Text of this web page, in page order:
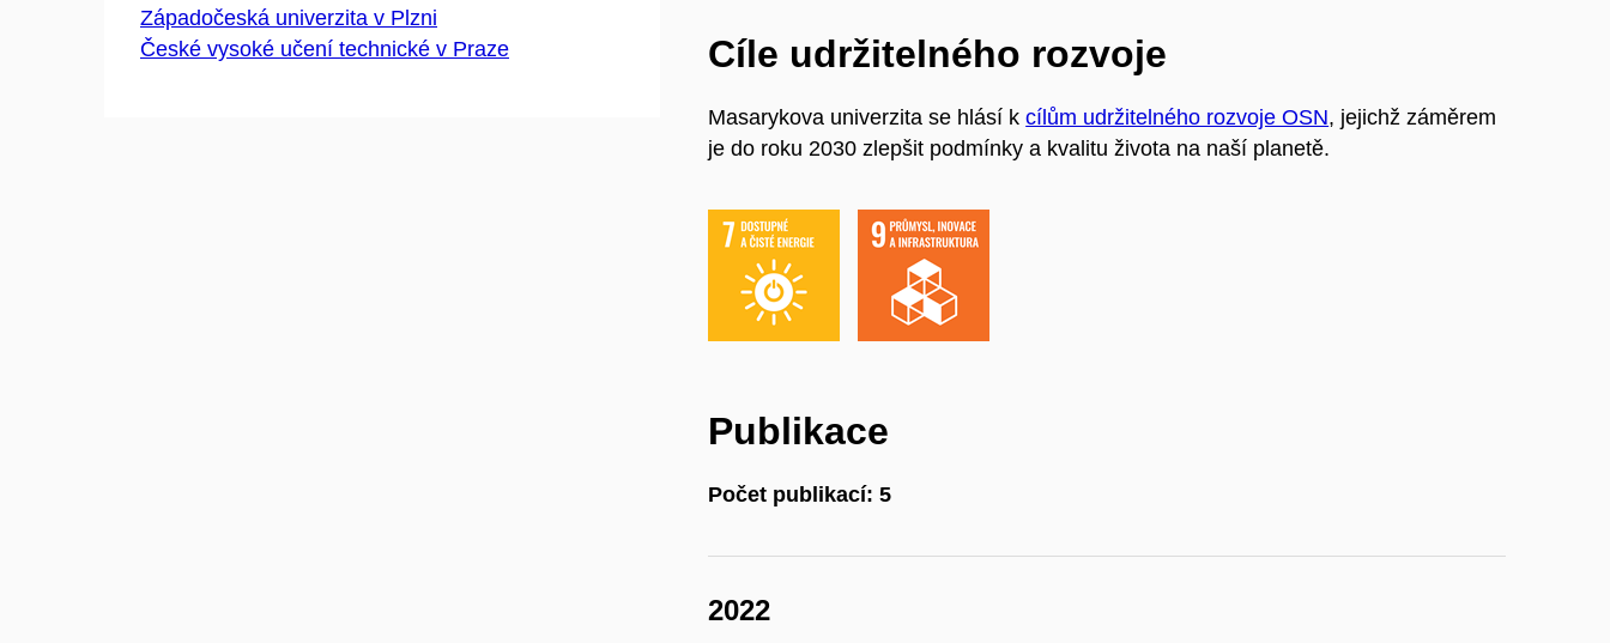
Západočeská univerzita v Plzni
České vysoké učení technické v Praze
Cíle udržitelného rozvoje
Masarykova univerzita se hlásí kcílům udržitelného rozvoje OSN, jejichž záměrem
je do roku 2030 zlepšit podmínky a kvalitu života na naší planetě.
Publikace
Počet publikací: 5
2022